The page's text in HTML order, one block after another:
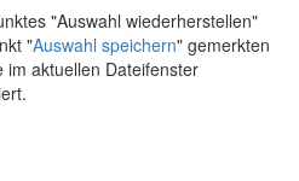
"Auswahl wiederherstellen"
"Auswahl speichern" gemerkten
im aktuellen Dateifenster